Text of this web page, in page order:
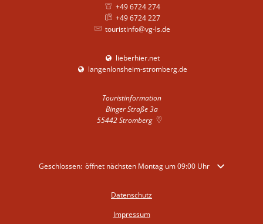
+49 6724 274
+49 6724 227
touristinfo@vg-ls.de
lieberhier.net
langenlonsheim-stromberg.de
Touristinformation
Binger Straße 3a
55442Stromberg
Klicken, um weitere Öffnungs- oder Schließzeiten auszublenden
Geschlossen: öffnet nächsten Montag um 09:00 Uhr
Datenschutz
Impressum